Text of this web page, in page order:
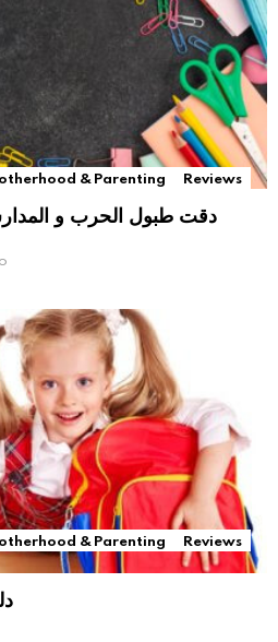
& Parenting Reviews
دقت طبول الحرب و
& Parenting
Reviews